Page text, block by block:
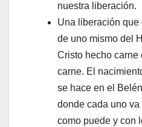
nuestra liberación.
Una liberación que
de uno mismo del
Cristo hecho carne
carne. El
se hace en el
donde cada uno
como puede y con